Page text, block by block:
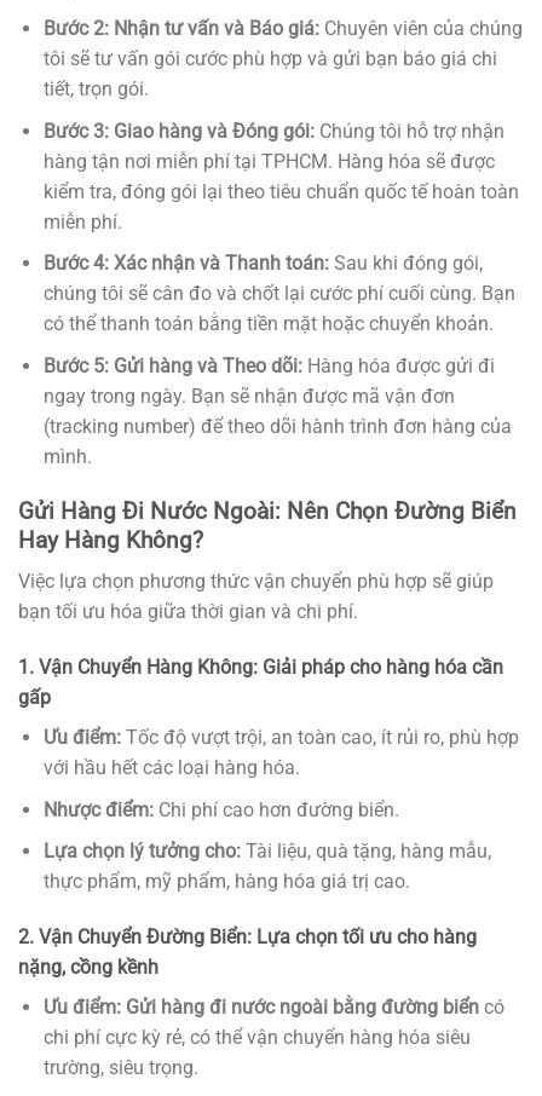
Bước 2: Nhận tư vấn và Báo giá:Chuyên viên của chúng
tôi sẽ tư vấn gói cước phù hợp và gửi bạn báo giá chi
tiết, trọn gói.
Bước 3: Giao hàng và Đóng gói:Chúng tôi hỗ trợ nhận
hàng tận nơi miễn phí tại TPHCM. Hàng hóa sẽ được
kiểm tra, đóng gói lại theo tiêu chuẩn quốc tế hoàn toàn
miễn phí.
Bước 4: Xác nhận và Thanh toán:Sau khi đóng gói,
chúng tôi sẽ cân đo và chốt lại cước phí cuối cùng. Bạn
có thể thanh toán bằng tiền mặt hoặc chuyển khoản.
Bước 5: Gửi hàng và Theo dõi:Hàng hóa được gửi đi
ngay trong ngày. Bạn sẽ nhận được mã vận đơn
(tracking number) để theo dõi hành trình đơn hàng của
mình.
Gửi Hàng Đi Nước Ngoài: Nên Chọn Đường Biển
Hay Hàng Không?
Việc lựa chọn phương thức vận chuyển phù hợp sẽ giúp
bạn tối ưu hóa giữa thời gian và chi phí.
1. Vận Chuyển Hàng Không: Giải pháp cho hàng hóa cần
gấp
Ưu điểm:Tốc độ vượt trội, an toàn cao, ít rủi ro, phù hợp
với hầu hết các loại hàng hóa.
Nhược điểm:Chi phí cao hơn đường biển.
Lựa chọn lý tưởng cho:Tài liệu, quà tặng, hàng mẫu,
thực phẩm, mỹ phẩm, hàng hóa giá trị cao.
2. Vận Chuyển Đường Biển: Lựa chọn tối ưu cho hàng
nặng, cồng kềnh
Ưu điểm: Gửi hàng đi nước ngoài bằng đường biểncó
chi phí cực kỳ rẻ, có thể vận chuyển hàng hóa siêu
trường, siêu trọng.